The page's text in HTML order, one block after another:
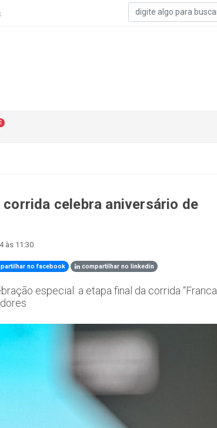
celebra aniversário de
às 11:30
no facebook compartilhar no linkedin
especial: a etapa final da corrida “Franca